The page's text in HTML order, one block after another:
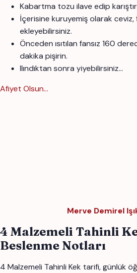
Kabartma tozu ilave edip
İçerisine kuruyemiş olarak ceviz,
ekleyebilirsiniz.
Önceden ısıtılan fansız 160
dakika pişirin.
Ilındıktan sonra yiyebilirsiniz...
Afiyet Olsun...
Merve Demirel
4 Malzemeli Tahinli
Beslenme Notları
4 Malzemeli Tahinli Kek tarifi, günlük